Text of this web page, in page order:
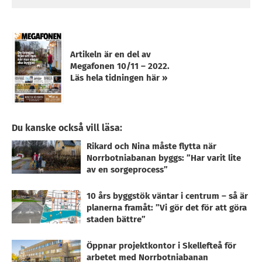
Artikeln är en del av
Megafonen 10/11 – 2022.
Läs hela tidningen här »
Du kanske också vill läsa:
Rikard och Nina måste flytta när
Norrbotniabanan byggs: ”Har varit lite
av en sorgeprocess”
10 års byggstök väntar i centrum – så är
planerna framåt: ”Vi gör det för att göra
staden bättre”
Öppnar projektkontor i Skellefteå för
arbetet med Norrbotniabanan